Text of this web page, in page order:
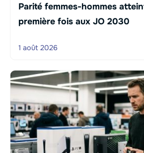
Parité femmes-hommes
première fois aux JO 2030
1 août 2026